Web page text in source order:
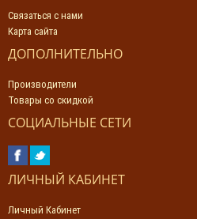
Связаться с нами
Карта сайта
ДОПОЛНИТЕЛЬНО
Производители
Товары со скидкой
СОЦИАЛЬНЫЕ СЕТИ
ЛИЧНЫЙ КАБИНЕТ
Личный Кабинет